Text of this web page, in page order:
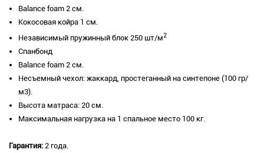
​Balance foam 2 см.
Кокосовая койра 1 см.
Независимый пружинный блок 250 шт/м2
Спанбонд
Balance foam 2 см.
Несъемный чехол: жаккард, простеганный на синтепоне (100 гр/
м3).
Высота матраса: 20 см.
Максимальная нагрузка на 1 спальное место 100 кг.
Гарантия: 2 года.